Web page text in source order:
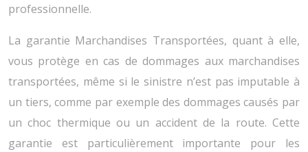
professionnelle.
La garantie Marchandises Transportées, quant à elle,
vous protège en cas de dommages aux marchandises
transportées, même si le sinistre n’est pas imputable à
un tiers, comme par exemple des dommages causés par
un choc thermique ou un accident de la route. Cette
garantie est particulièrement importante pour les